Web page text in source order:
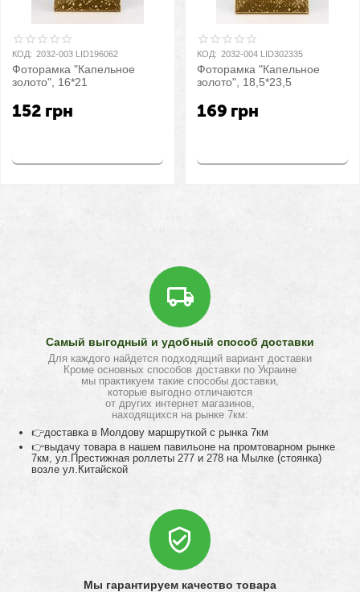
КОД: 2032-003 LID196062
Фоторамка "Капельное
золото", 16*21
152 грн
КОД: 2032-004 LID302335
Фоторамка "Капельное
золото", 18,5*23,5
169 грн
Самый выгодный и удобный способ доставки
Для каждого найдется подходящий вариант доставки
Кроме основных способов доставки по Украине
мы практикуем такие способы доставки,
которые выгодно отличаются
от других интернет магазинов,
находящихся на рынке 7км:
👉доставка в Молдову маршруткой с рынка 7км
👉выдачу товара в нашем павильоне на промтоварном рынке
7км, ул.Престижная роллеты 277 и 278 на Мылке (стоянка)
возле ул.Китайской
Мы гарантируем качество товара